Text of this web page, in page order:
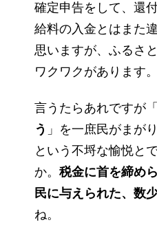
確定申告をして、還
給料の入金とはまた
思いますが、ふるさ
ワクワクがあります。
言うたらあれですが「
う 」を一庶民がまが
という不埒な愉悦と
か。 税金に首を締め
民に与えられた、数
ね。